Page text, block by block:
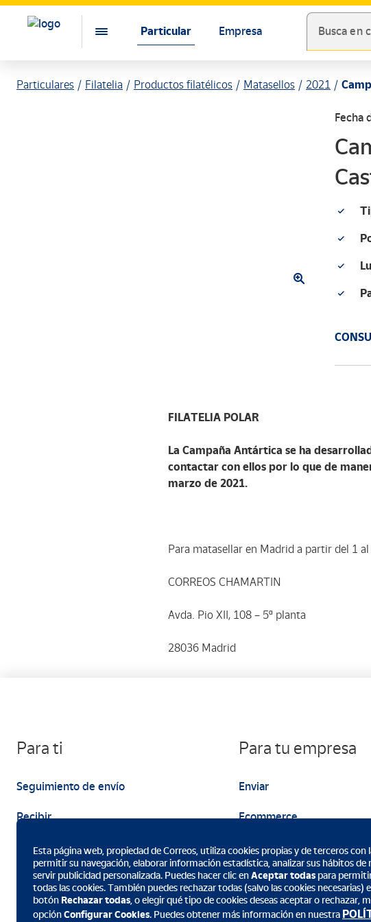
Particular Empresa Busca en
Particulares Filatelia Productos filatélicos Matasellos 2021
Fecha
FILATELIA POLAR
La Campaña Antártica se ha
contactar con ellos por lo que de
marzo de 2021.
Para matasellar en Madrid a partir del 1
CORREOS CHAMARTIN
Avda. Pio XII, 108 – 5ª planta
28036 Madrid
Para ti
Seguimiento de envío
Recibir
Enviar
Para tu empresa
Enviar
Ecommerce
Marketing
Esta página web, propiedad de Correos, utiliza cookies propias y de terceros con
permitir su navegación, elaborar información estadística, analizar sus hábitos de
servir publicidad personalizada. Puedes hacer clic enAceptar todas para
todas las cookies. También puedes rechazar todas (salvo las cookies necesarias)
botón Rechazar todas, o elegir qué tipo de cookies deseas aceptar o rechazar,
opciónConfigurar Cookies. Puedes obtener más información en nuestra